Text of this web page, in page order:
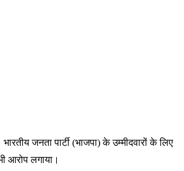
जनता पार्टी (भाजपा) के उम्मीदवारों के लिए
आरोप लगाया।